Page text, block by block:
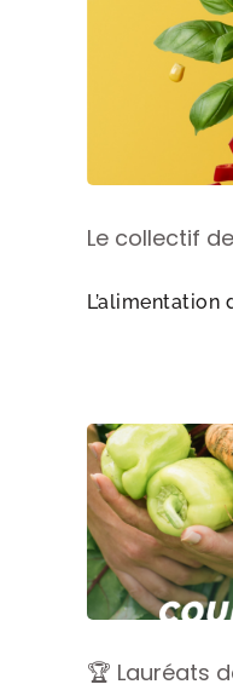
Le collectif
L’alimentation
🏆 Lauréats